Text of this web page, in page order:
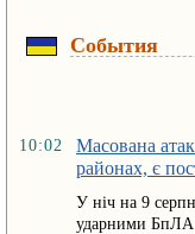
События
10:02
Масована
районах, є
У ніч на 9
ударними БпЛА.